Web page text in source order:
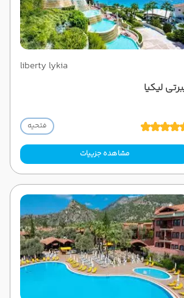
liberty lykia
لیکیا
فتحیه
مشاهده جزییات